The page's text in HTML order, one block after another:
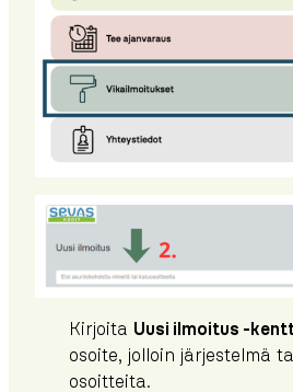
Kirjoita Uusi ilmoitus -
osoite, jolloin järjestelmä
osoitteita.